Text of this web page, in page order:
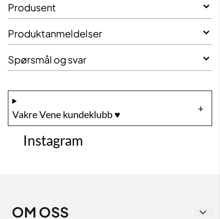
Produsent
Produktanmeldelser
Spørsmål og svar
Vakre Vene kundeklubb ♥️
Instagram
OM OSS